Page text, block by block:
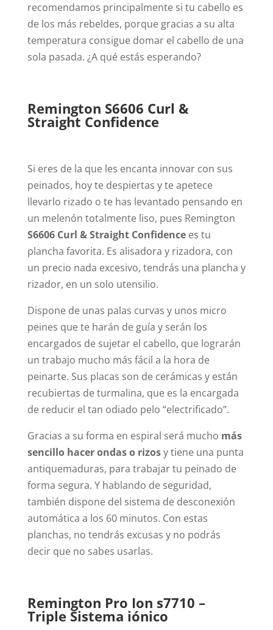
recomendamos principalmente si tu cabello es
de los más rebeldes, porque gracias a su alta
temperatura consigue domar el cabello de una
sola pasada. ¿A qué estás esperando?
Remington S6606 Curl &
Straight Confidence
Si eres de la que les encanta innovar con sus
peinados, hoy te despiertas y te apetece
llevarlo rizado o te has levantado pensando en
un melenón totalmente liso, pues Remington
S6606 Curl & Straight Confidencees tu
plancha favorita. Es alisadora y rizadora, con
un precio nada excesivo, tendrás una plancha y
rizador, en un solo utensilio.
Dispone de unas palas curvas y unos micro
peines que te harán de guía y serán los
encargados de sujetar el cabello, que lograrán
un trabajo mucho más fácil a la hora de
peinarte. Sus placas son de cerámicas y están
recubiertas de turmalina, que es la encargada
de reducir el tan odiado pelo “electrificado”.
Gracias a su forma en espiral será mucho más
sencillo hacer ondas o rizosy tiene una punta
antiquemaduras, para trabajar tu peinado de
forma segura. Y hablando de seguridad,
también dispone del sistema de desconexión
automática a los 60 minutos. Con estas
planchas, no tendrás excusas y no podrás
decir que no sabes usarlas.
Remington Pro Ion s7710 –
Triple Sistema iónico